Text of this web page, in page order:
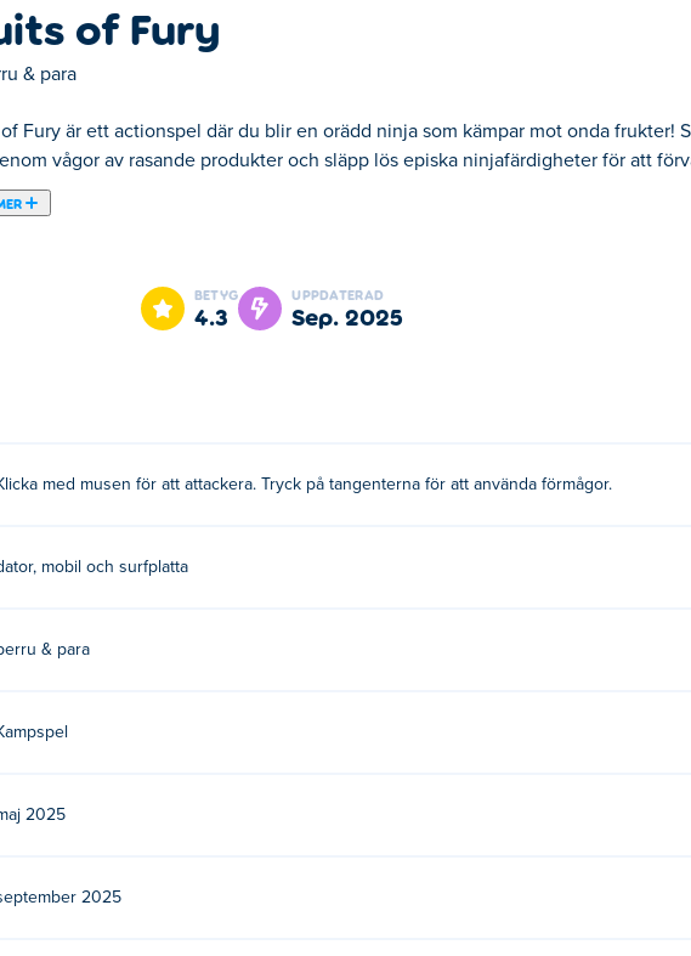
of Fury
& para
Fury är ett actionspel där du blir en orädd ninja som kämpar mot onda frukter!
vågor av rasande produkter och släpp lös episka ninjafärdigheter för att
orädd ninja som kämpar mot onda frukter! Skydda din vattenkanna, skär genom
tärna och erövra den fruktiga ilskan? Låt oss börja juice
du att låsa upp alla typer av färdigheter under striden, och du kan trycka på
enheter som telefoner och surfplattor.
BETYG
4.3
UPPDATERAD
sep. 2025
med musen för att attackera. Tryck på tangenterna för att använda förmågor.
mobil och surfplatta
& para
2025
2025